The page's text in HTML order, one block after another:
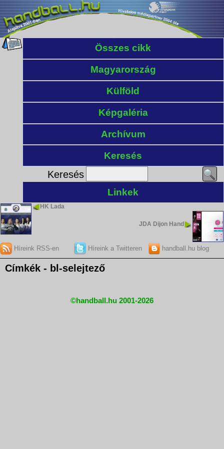
Összes cikk
Magyarország
Külföld
Képgaléria
Archívum
Keresés
Keresés
Linkek
HK Lada
JDA Dijon Hand
Híreink RSS-en Híreink a Twitteren handball.hu blog
Címkék - bl-selejtező
©handball.hu 2001-2026